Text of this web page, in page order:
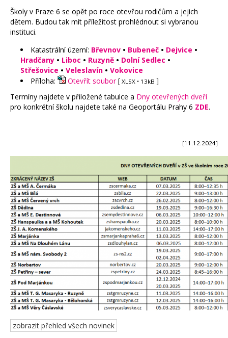
Školy v Praze 6 se opět po roce otevřou rodičům a jejich
dětem. Budou tak mít příležitost prohlédnout si vybranou
instituci.
Katastrální území: Břevnov • Bubeneč • Dejvice •
Hradčany • Liboc • Ruzyně • Dolní Sedlec •
Střešovice • Veleslavín • Vokovice
Příloha:
Otevřít soubor[ XLSX • 13kB ]
Termíny najdete v přiložené tabulce a Dny otevřených dveří
pro konkrétní školu najdete také na Geoportálu Prahy 6 ZDE.
[11.12.2024]
zobrazit přehled všech novinek